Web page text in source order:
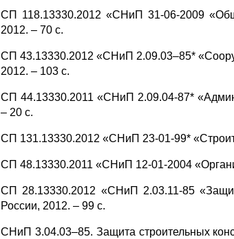
СП 118.13330.2012 «СНиП 31-06-2009
2012. – 70 с.
СП 43.13330.2012 «СНиП 2.09.03–85*
2012. – 103 с.
СП 44.13330.2011 «СНиП 2.09.04-87*
– 20 с.
СП 131.13330.2012 «СНиП 23-01-99*
СП 48.13330.2011 «СНиП 12-01-2004
СП 28.13330.2012 «СНиП 2.03.11-85
России, 2012. – 99 с.
СНиП 3.04.03–85. Защита строительных